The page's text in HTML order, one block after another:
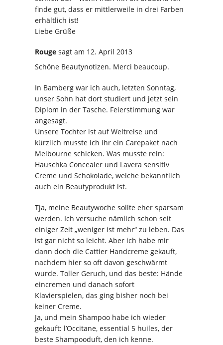
finde gut, dass er mittlerweile in drei Farben
erhältlich ist!
Liebe Grüße
Rouge sagt am 12. April 2013
Schöne Beautynotizen. Merci beaucoup.
In Bamberg war ich auch, letzten Sonntag,
unser Sohn hat dort studiert und jetzt sein
Diplom in der Tasche. Feierstimmung war
angesagt.
Unsere Tochter ist auf Weltreise und
kürzlich musste ich ihr ein Carepaket nach
Melbourne schicken. Was musste rein:
Hauschka Concealer und Lavera sensitiv
Creme und Schokolade, welche bekanntlich
auch ein Beautyprodukt ist.
Tja, meine Beautywoche sollte eher sparsam
werden. Ich versuche nämlich schon seit
einiger Zeit „weniger ist mehr“ zu leben. Das
ist gar nicht so leicht. Aber ich habe mir
dann doch die Cattier Handcreme gekauft,
nachdem hier so oft davon geschwärmt
wurde. Toller Geruch, und das beste: Hände
eincremen und danach sofort
Klavierspielen, das ging bisher noch bei
keiner Creme.
Ja, und mein Shampoo habe ich wieder
gekauft: l’Occitane, essential 5 huiles, der
beste Shampooduft, den ich kenne.